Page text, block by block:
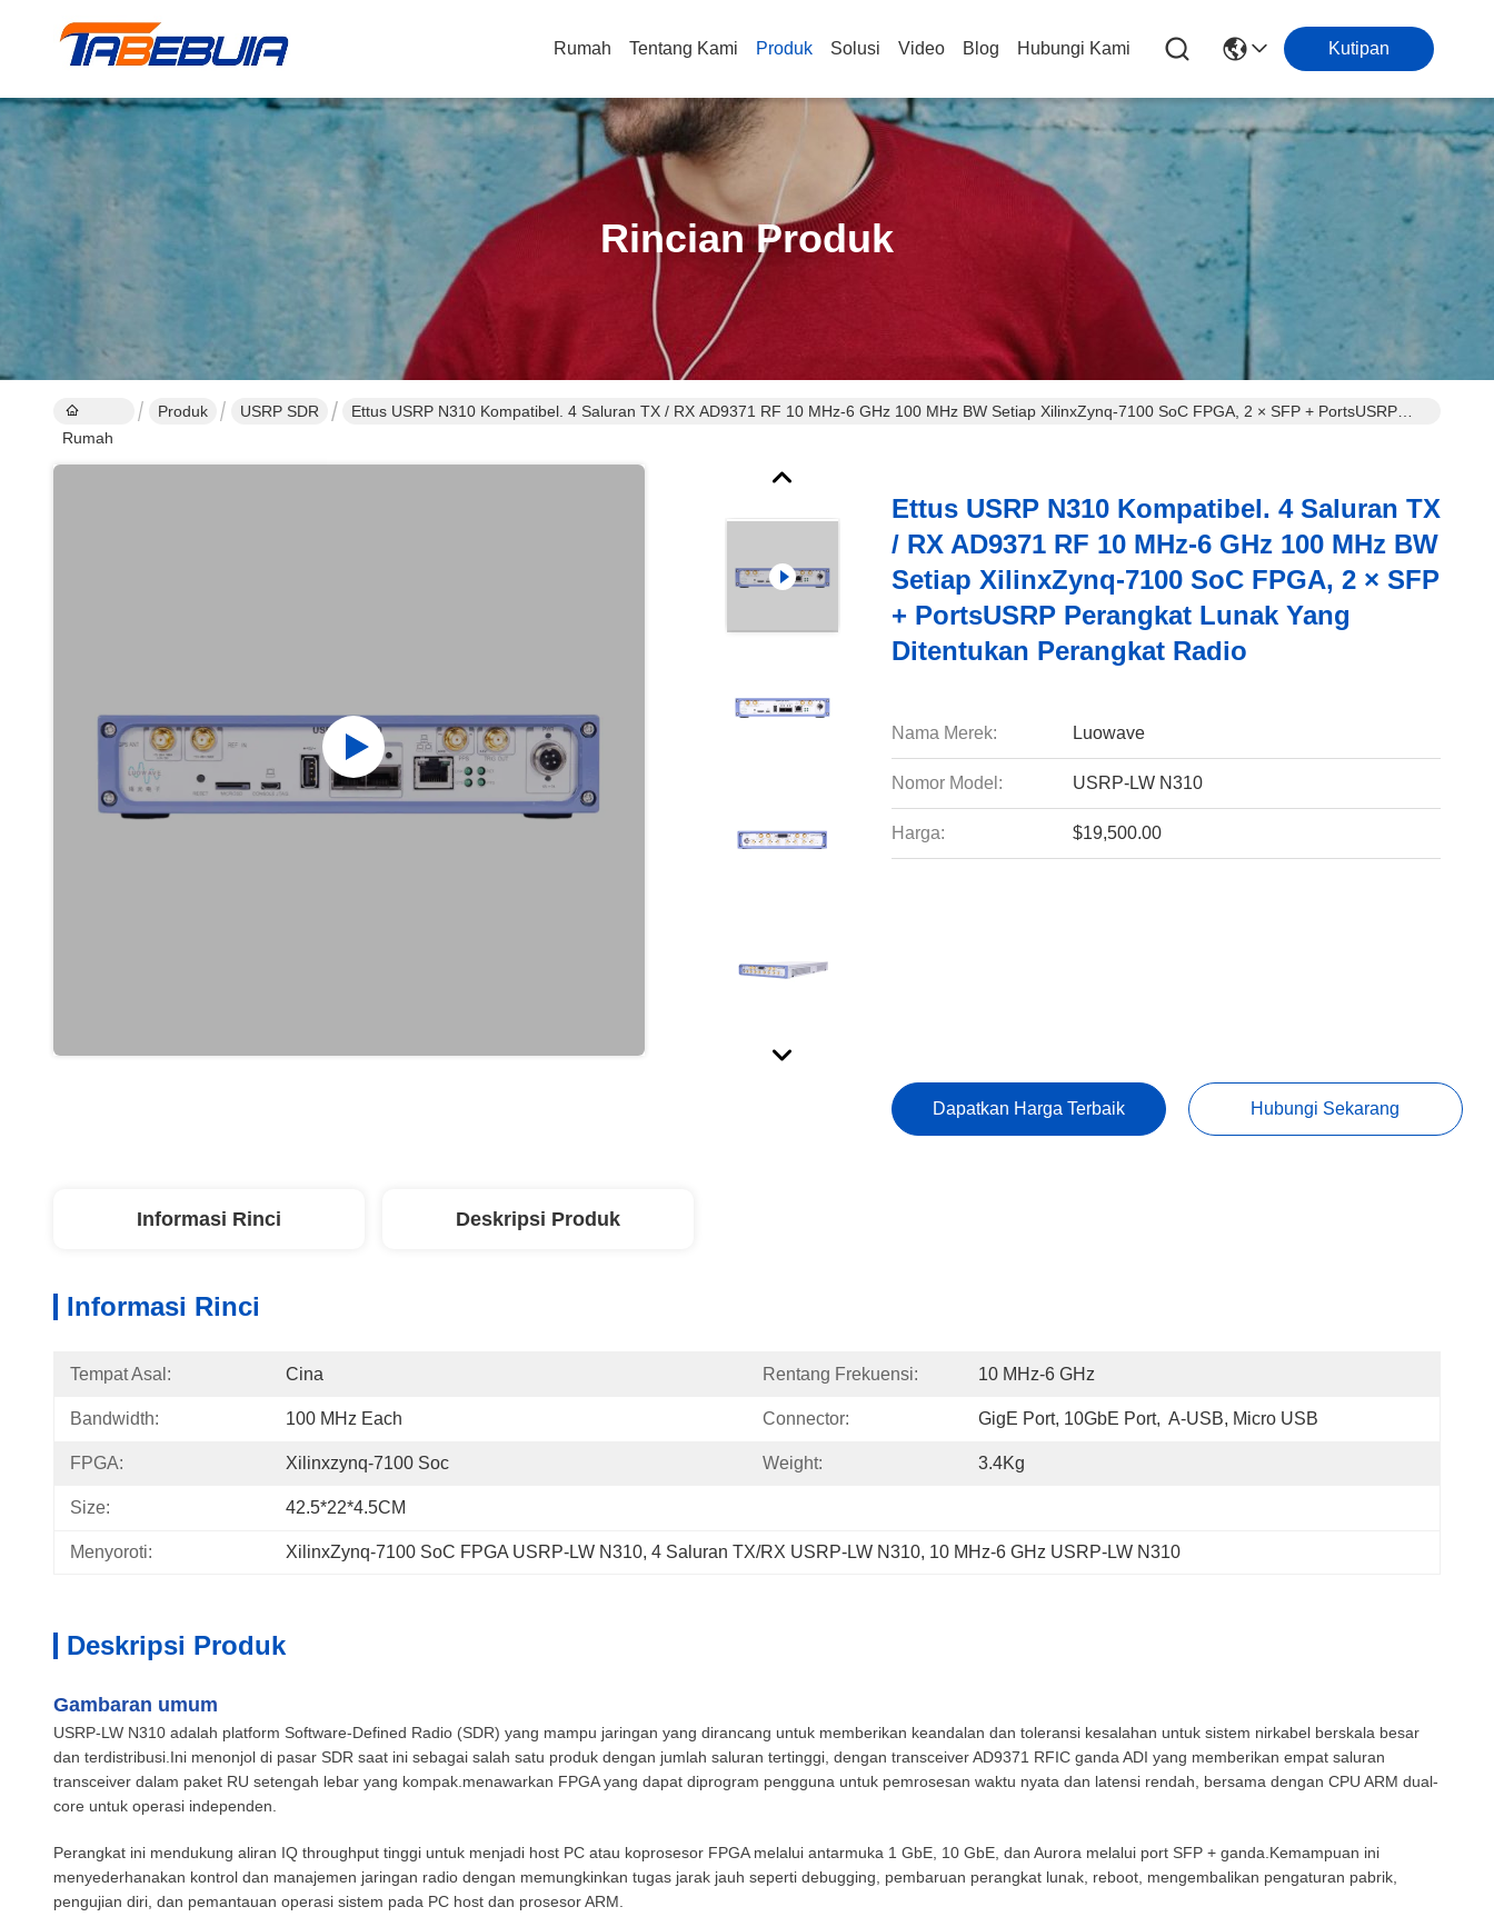
Rumah Tentang Kami Produk Solusi Video Blog Hubungi Kami Kutipan
Rincian Produk
Rumah
Produk USRP SDR
Ettus USRP N310 Kompatibel. 4 Saluran TX / RX AD9371 RF 10 MHz-6 GHz 100 MHz BW Setiap XilinxZynq-7100 SoC FPGA, 2 × SFP + PortsUSRP
Ettus USRP N310 Kompatibel. 4 Saluran TX
/ RX AD9371 RF 10 MHz-6 GHz 100 MHz BW
Setiap XilinxZynq-7100 SoC FPGA, 2 × SFP
+ PortsUSRP Perangkat Lunak Yang
Ditentukan Perangkat Radio
Nama Merek: Luowave
Nomor Model: USRP-LW N310
Harga: $19,500.00
Dapatkan Harga Terbaik Hubungi Sekarang
Informasi Rinci Deskripsi Produk
Informasi Rinci
Tempat Asal: Cina Rentang Frekuensi: 10 MHz-6 GHz
Bandwidth: 100 MHz Each Connector: GigE Port, 10GbE Port,  A-USB, Micro USB
FPGA: Xilinxzynq-7100 Soc Weight: 3.4Kg
Size: 42.5*22*4.5CM
Menyoroti: XilinxZynq-7100 SoC FPGA USRP-LW N310, 4 Saluran TX/RX USRP-LW N310, 10 MHz-6 GHz USRP-LW N310
Deskripsi Produk
Gambaran umum
USRP-LW N310 adalah platform Software-Defined Radio (SDR) yang mampu jaringan yang dirancang untuk memberikan keandalan dan toleransi kesalahan untuk sistem nirkabel berskala besar
dan terdistribusi.Ini menonjol di pasar SDR saat ini sebagai salah satu produk dengan jumlah saluran tertinggi, dengan transceiver AD9371 RFIC ganda ADI yang memberikan empat saluran
transceiver dalam paket RU setengah lebar yang kompak.menawarkan FPGA yang dapat diprogram pengguna untuk pemrosesan waktu nyata dan latensi rendah, bersama dengan CPU ARM dual-
core untuk operasi independen.
Perangkat ini mendukung aliran IQ throughput tinggi untuk menjadi host PC atau koprosesor FPGA melalui antarmuka 1 GbE, 10 GbE, dan Aurora melalui port SFP + ganda.Kemampuan ini
menyederhanakan kontrol dan manajemen jaringan radio dengan memungkinkan tugas jarak jauh seperti debugging, pembaruan perangkat lunak, reboot, mengembalikan pengaturan pabrik,
pengujian diri, dan pemantauan operasi sistem pada PC host dan prosesor ARM.